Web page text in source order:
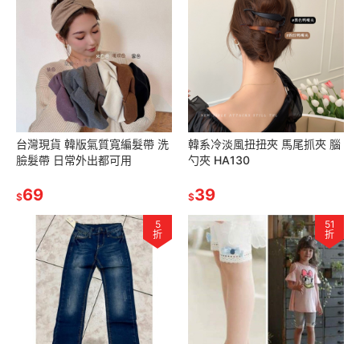
台灣現貨 韓版氣質寬編髮帶 洗
臉髮帶 日常外出都可用
$69
韓系冷淡風扭扭夾 馬尾抓夾 腦
勺夾 HA130
$39
5
折
51
折